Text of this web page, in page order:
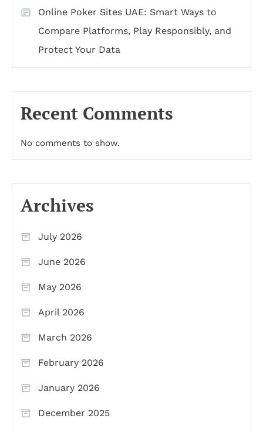
Online Poker Sites UAE: Smart Ways to
Compare Platforms, Play Responsibly, and
Protect Your Data
Recent Comments
No comments to show.
Archives
July 2026
June 2026
May 2026
April 2026
March 2026
February 2026
January 2026
December 2025